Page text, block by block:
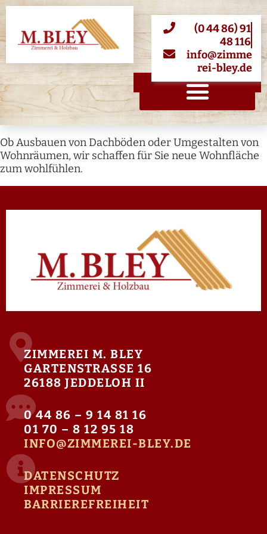
springen
(0 44 86) 91
48 116
info@zimme
rei-bley.de
Ob Ausbauen von Dachböden oder Umgestalten von
Wohnräumen, wir schaffen für Sie neue Wohnfläche
zum wohlfühlen.
ZIMMEREI M. BLEY
GARTENSTRASSE 16
26188 JEDDELOH II
0 44 86 – 9 14 81 16
01 70 – 8 12 95 18
INFO@ZIMMEREI-BLEY.DE
DATENSCHUTZ
IMPRESSUM
BARRIEREFREIHEIT